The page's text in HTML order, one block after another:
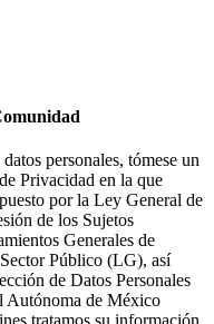
personales, tómese un
Privacidad en la que
por la Ley General de
de los Sujetos
Generales de
Público (LG), así
de Datos Personales
Autónoma de México